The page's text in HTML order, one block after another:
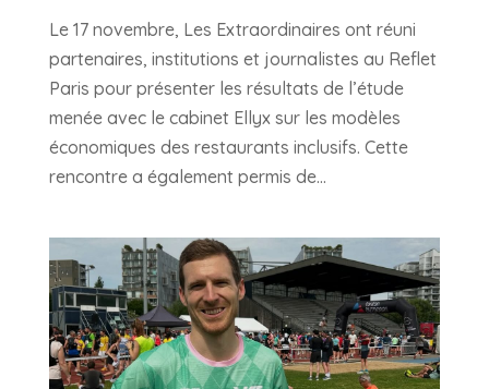
Le 17 novembre, Les Extraordinaires ont réuni
partenaires, institutions et journalistes au Reflet
Paris pour présenter les résultats de l’étude
menée avec le cabinet Ellyx sur les modèles
économiques des restaurants inclusifs. Cette
rencontre a également permis de...